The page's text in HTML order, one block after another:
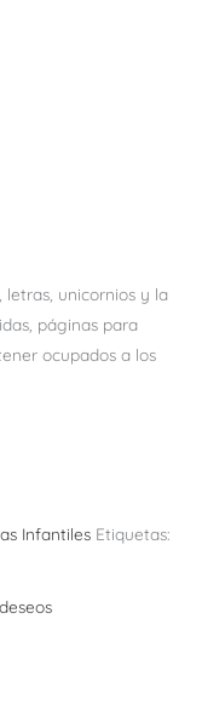
letras, unicornios y la
páginas para
ocupados a los
Infantiles Etiquetas: